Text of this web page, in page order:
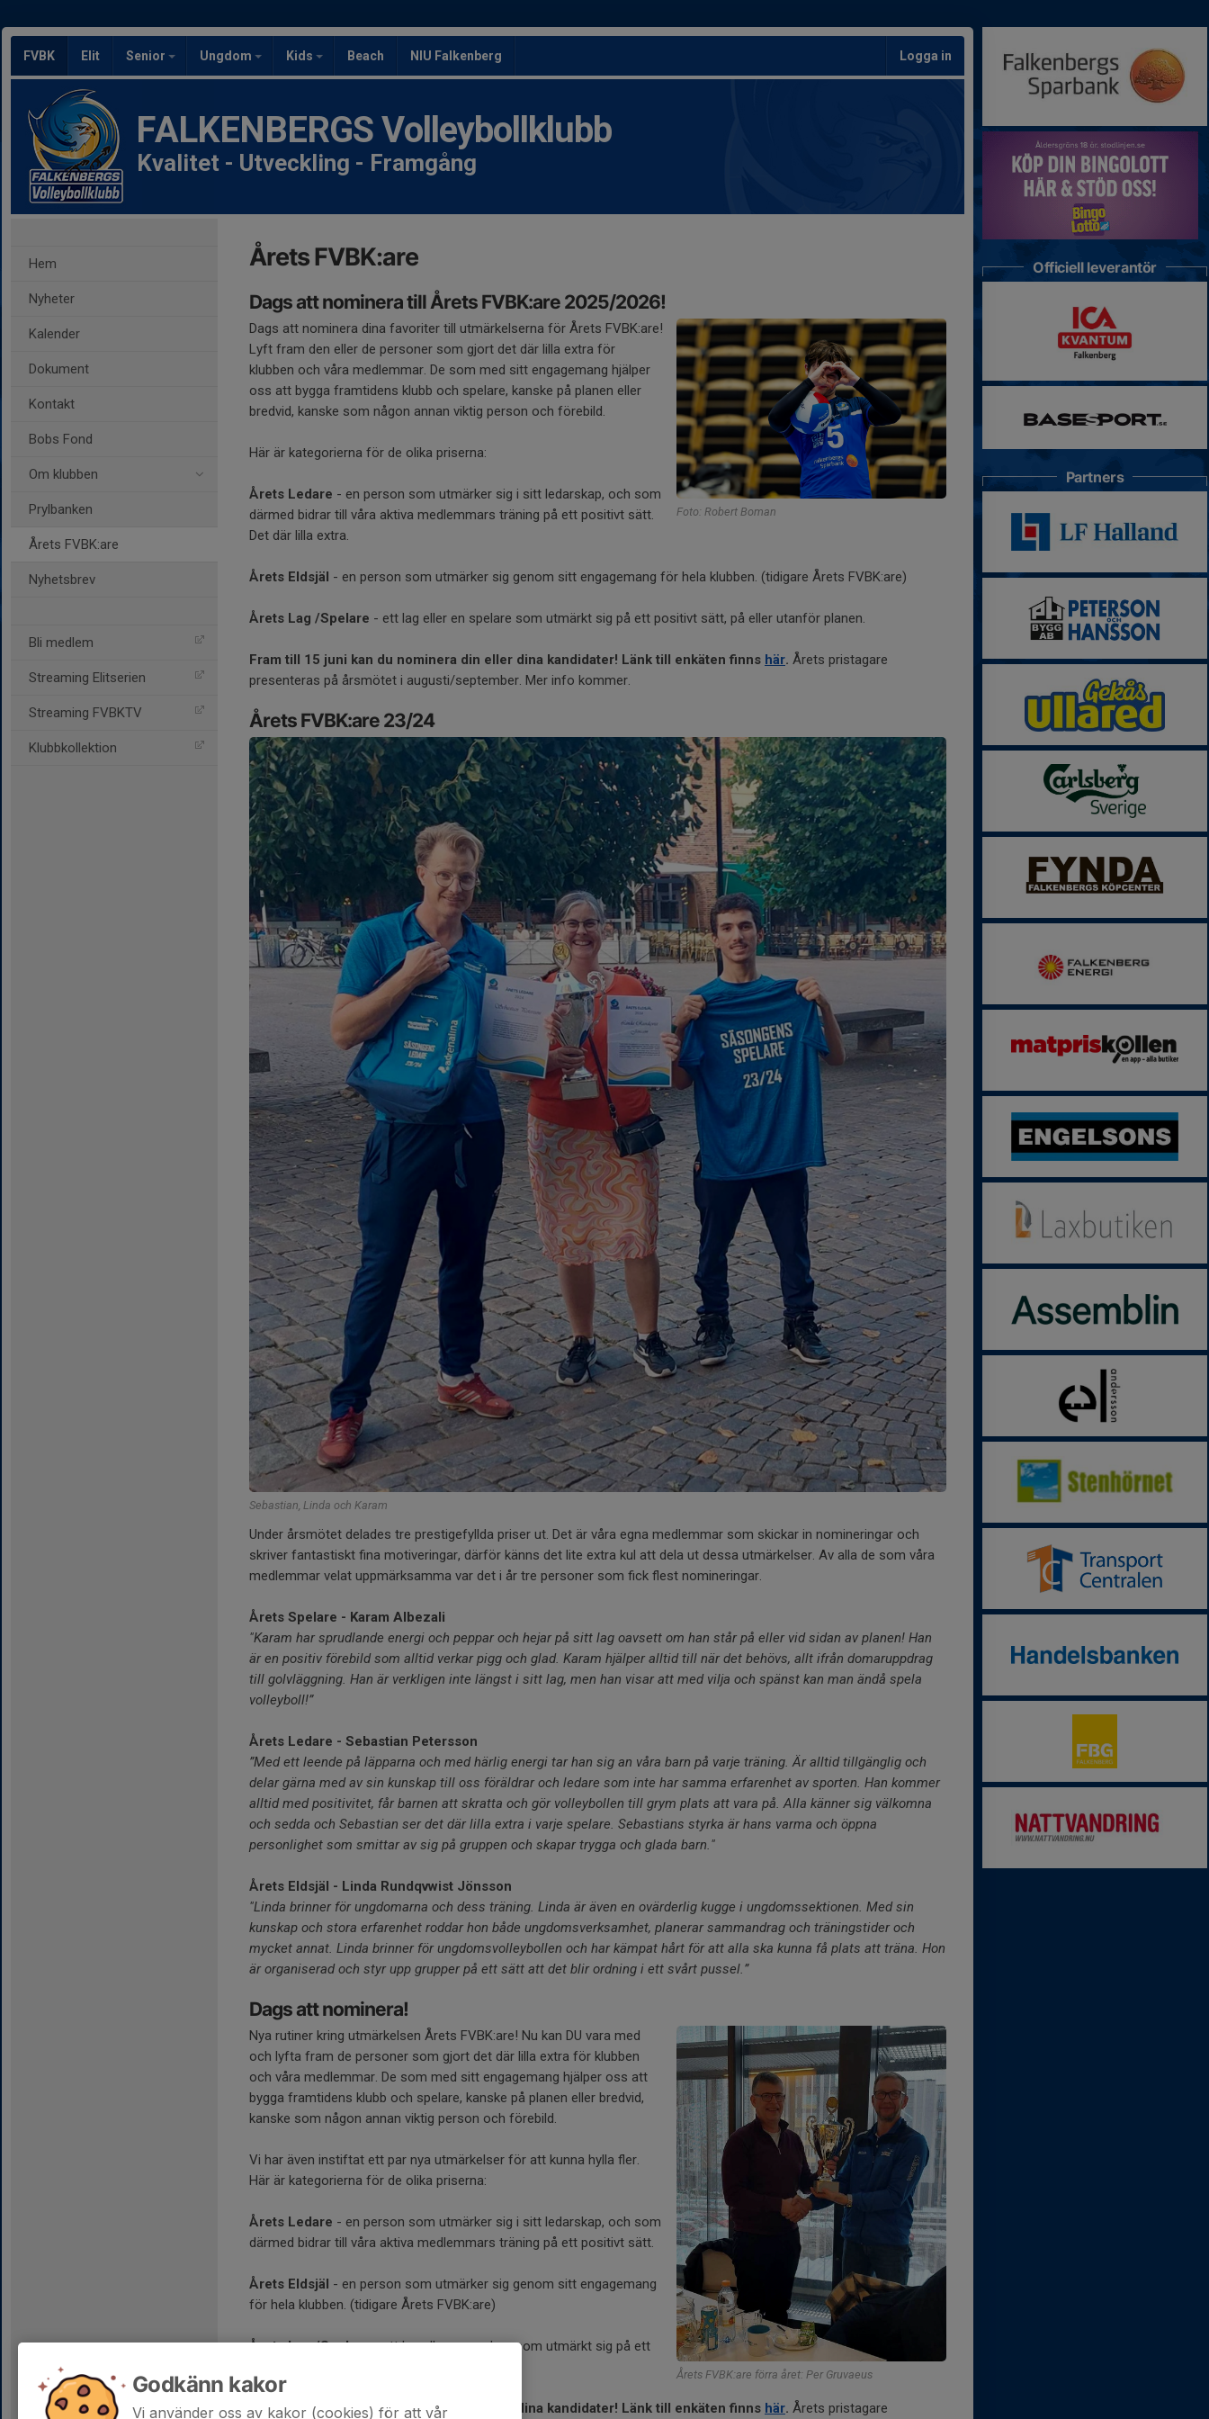
FVBK Elit Senior Ungdom Kids Beach NIU Falkenberg Logga in
FALKENBERGS Volleybollklubb
Kvalitet - Utveckling - Framgång
Hem
Nyheter
Kalender
Dokument
Kontakt
Bobs Fond
Om klubben
Prylbanken
Årets FVBK:are
Nyhetsbrev
Bli medlem
Streaming Elitserien
Streaming FVBKTV
Klubbkollektion
Årets FVBK:are
Dags att nominera till Årets FVBK:are 2025/2026!
Foto: Robert Boman
Dags att nominera dina favoriter till utmärkelserna för Årets FVBK:are!
Lyft fram den eller de personer som gjort det där lilla extra för
klubben och våra medlemmar. De som med sitt engagemang hjälper
oss att bygga framtidens klubb och spelare, kanske på planen eller
bredvid, kanske som någon annan viktig person och förebild.
Här är kategorierna för de olika priserna:
Årets Ledare - en person som utmärker sig i sitt ledarskap, och som
därmed bidrar till våra aktiva medlemmars träning på ett positivt sätt.
Det där lilla extra.
Årets Eldsjäl - en person som utmärker sig genom sitt engagemang för hela klubben. (tidigare Årets FVBK:are)
Årets Lag /Spelare - ett lag eller en spelare som utmärkt sig på ett positivt sätt, på eller utanför planen.
Fram till 15 juni kan du nominera din eller dina kandidater! Länk till enkäten finns här. Årets pristagare
presenteras på årsmötet i augusti/september. Mer info kommer.
Årets FVBK:are 23/24
Sebastian, Linda och Karam
Under årsmötet delades tre prestigefyllda priser ut. Det är våra egna medlemmar som skickar in nomineringar och
skriver fantastiskt fina motiveringar, därför känns det lite extra kul att dela ut dessa utmärkelser. Av alla de som våra
medlemmar velat uppmärksamma var det i år tre personer som fick flest nomineringar.
Årets Spelare - Karam Albezali
"Karam har sprudlande energi och peppar och hejar på sitt lag oavsett om han står på eller vid sidan av planen! Han
är en positiv förebild som alltid verkar pigg och glad. Karam hjälper alltid till när det behövs, allt ifrån domaruppdrag
till golvläggning. Han är verkligen inte längst i sitt lag, men han visar att med vilja och spänst kan man ändå spela
volleyboll!”
Årets Ledare - Sebastian Petersson
”Med ett leende på läpparna och med härlig energi tar han sig an våra barn på varje träning. Är alltid tillgänglig och
delar gärna med av sin kunskap till oss föräldrar och ledare som inte har samma erfarenhet av sporten. Han kommer
alltid med positivitet, får barnen att skratta och gör volleybollen till grym plats att vara på. Alla känner sig välkomna
och sedda och Sebastian ser det där lilla extra i varje spelare. Sebastians styrka är hans varma och öppna
personlighet som smittar av sig på gruppen och skapar trygga och glada barn."
Årets Eldsjäl - Linda Rundqvwist Jönsson
"Linda brinner för ungdomarna och dess träning. Linda är även en ovärderlig kugge i ungdomssektionen. Med sin
kunskap och stora erfarenhet roddar hon både ungdomsverksamhet, planerar sammandrag och träningstider och
mycket annat. Linda brinner för ungdomsvolleybollen och har kämpat hårt för att alla ska kunna få plats att träna. Hon
är organiserad och styr upp grupper på ett sätt att det blir ordning i ett svårt pussel.”
Dags att nominera!
Årets FVBK:are förra året: Per Gruvaeus
Nya rutiner kring utmärkelsen Årets FVBK:are! Nu kan DU vara med
och lyfta fram de personer som gjort det där lilla extra för klubben
och våra medlemmar. De som med sitt engagemang hjälper oss att
bygga framtidens klubb och spelare, kanske på planen eller bredvid,
kanske som någon annan viktig person och förebild.
Vi har även instiftat ett par nya utmärkelser för att kunna hylla fler.
Här är kategorierna för de olika priserna:
Årets Ledare - en person som utmärker sig i sitt ledarskap, och som
därmed bidrar till våra aktiva medlemmars träning på ett positivt sätt.
Årets Eldsjäl - en person som utmärker sig genom sitt engagemang
för hela klubben. (tidigare Årets FVBK:are)
Årets Lag /Spelare- ett lag eller en spelare som utmärkt sig på ett
Fram till 15 juni kan du nominera din eller dina kandidater! Länk till enkäten finns här. Årets pristagare
Officiell leverantör
Partners
Godkänn kakor
Vi använder oss av kakor (cookies) för att vår